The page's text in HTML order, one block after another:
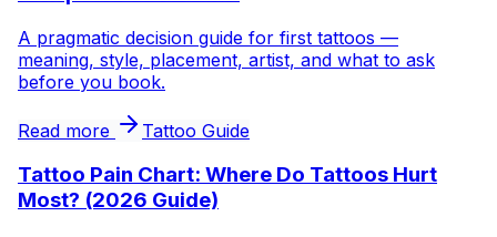
A pragmatic decision guide for first tattoos —
meaning, style, placement, artist, and what to ask
before you book.
Read more Tattoo Guide
Tattoo Pain Chart: Where Do Tattoos Hurt
Most? (2026 Guide)